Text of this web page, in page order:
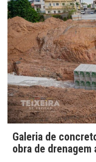
Galeria de
obra de drenagem